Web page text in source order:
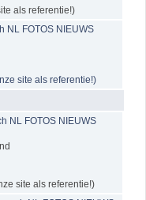
als referentie!)
NL FOTOS NIEUWS
site als referentie!)
NL FOTOS NIEUWS
site als referentie!)